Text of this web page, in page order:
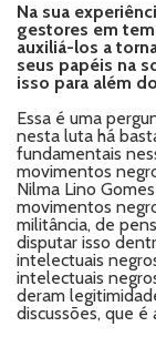
Na sua
gestores em
auxiliá-los a
seus papéis na
isso para além
Essa é uma
nesta luta há
fundamentais
movimentos
Nilma Lino
movimentos
militância, de
disputar isso
intelectuais
intelectuais
deram
discussões, que é